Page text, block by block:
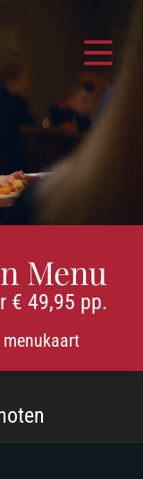
Menu
€ 49,95 pp.